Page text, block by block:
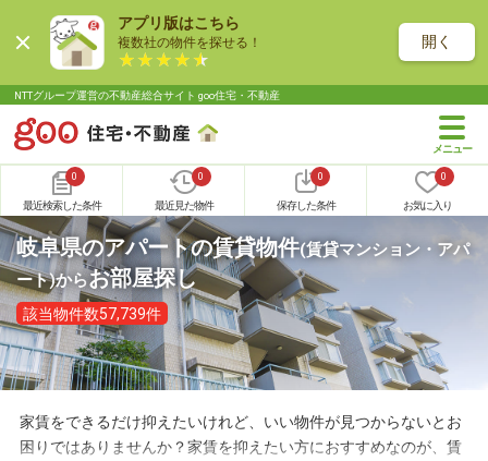
アプリ版はこちら
複数社の物件を探せる！ 開く
NTTグループ運営の不動産総合サイト goo住宅・不動産
0
最近検索した条件
0
最近見た物件
0
保存した条件
0
お気に入り
岐阜県のアパートの賃貸物件(賃貸マンション・アパ
ート)からお部屋探し
該当物件数57,739件
家賃をできるだけ抑えたいけれど、いい物件が見つからないとお
困りではありませんか？家賃を抑えたい方におすすめなのが、賃